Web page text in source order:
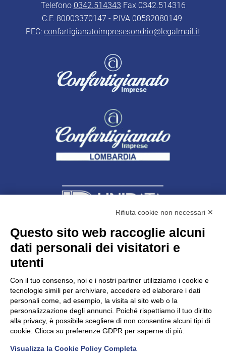
Telefono 0342.514343 Fax 0342.514316
C.F. 80003370147 - P.IVA 00582080149
PEC: confartigianatoimpresesondrio@legalmail.it
Unidata s.r.lcon unico socio
Largo dell’Artigianato, 1 - 23100 Sondrio
C.F. 00481790145 - N.REA SO-36426
PEC: unidata.sondrio@legalmail.it
Cap. soc. euro 100.000,00 i.v.
Rifiuta cookie non necessari ✕
Questo sito web raccoglie alcuni
dati personali dei visitatori e
utenti
Con il tuo consenso, noi e i nostri partner utilizziamo i cookie e
tecnologie simili per archiviare, accedere ed elaborare i dati
personali come, ad esempio, la visita al sito web o la
personalizzazione degli annunci. Poiché rispettiamo il tuo diritto
alla privacy, è possibile scegliere di non consentire alcuni tipi di
cookie. Clicca su preferenze GDPR per saperne di più.
Visualizza la Cookie Policy Completa